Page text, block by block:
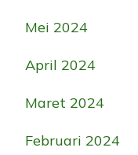
Mei 2024
April 2024
Maret 2024
Februari 2024